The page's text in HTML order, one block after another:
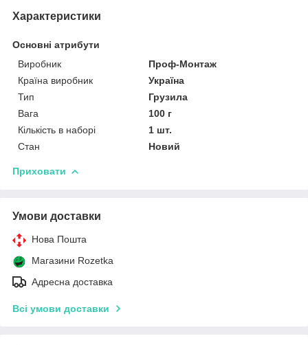
Характеристики
Основні атрибути
Виробник
Проф-Монтаж
Країна виробник
Україна
Тип
Грузила
Вага
100 г
Кількість в наборі
1 шт.
Стан
Новий
Приховати
Умови доставки
Нова Пошта
Магазини Rozetka
Адресна доставка
Всі умови доставки